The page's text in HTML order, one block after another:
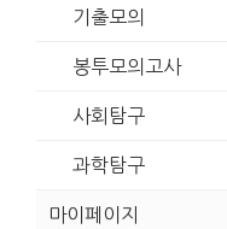
기출모의
봉투모의고사
사회탐구
과학탐구
마이페이지